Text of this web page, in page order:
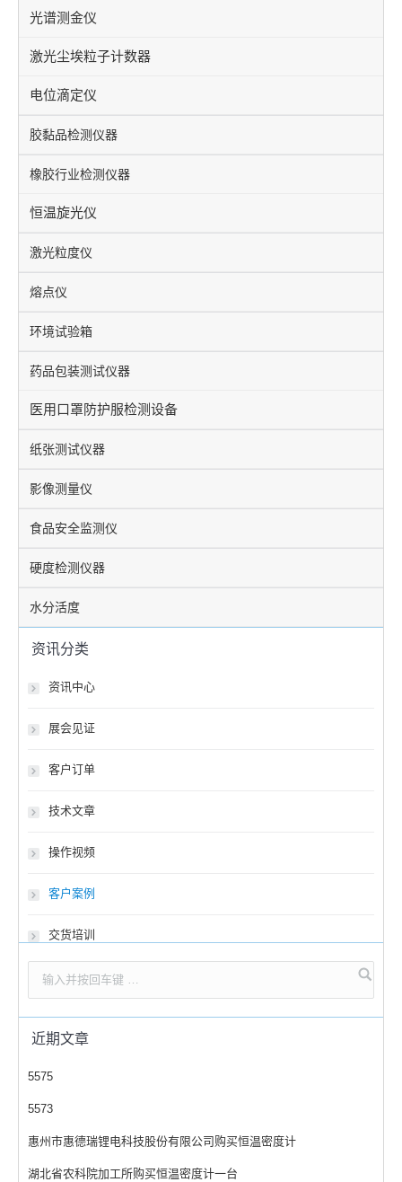
光谱测金仪
激光尘埃粒子计数器
电位滴定仪
胶黏品检测仪器
橡胶行业检测仪器
恒温旋光仪
激光粒度仪
熔点仪
环境试验箱
药品包装测试仪器
医用口罩防护服检测设备
纸张测试仪器
影像测量仪
食品安全监测仪
硬度检测仪器
水分活度
资讯分类
资讯中心
展会见证
客户订单
技术文章
操作视频
客户案例
交货培训
近期文章
5575
5573
惠州市惠德瑞锂电科技股份有限公司购买恒温密度计
湖北省农科院加工所购买恒温密度计一台